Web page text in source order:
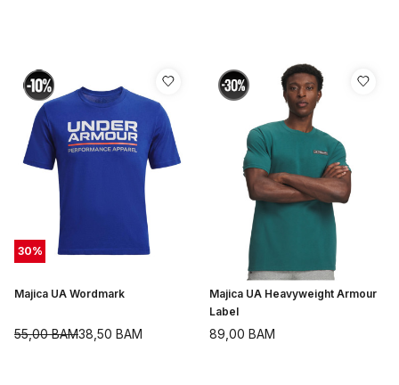
30%
Majica UA Wordmark
38,50 BAM
55,00BAM
Majica UA Heavyweight Armour
Label
89,00 BAM